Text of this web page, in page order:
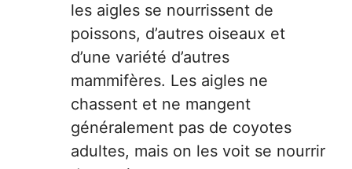
les aigles se nourrissent de
poissons, d’autres oiseaux et
d’une variété d’autres
mammifères. Les aigles ne
chassent et ne mangent
généralement pas de coyotes
adultes, mais on les voit se nourrir